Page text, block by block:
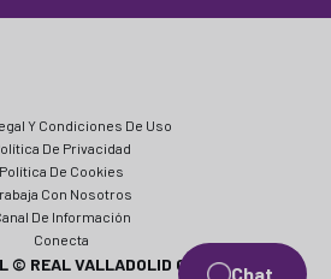
Chat
Y Condiciones De Uso
De Privacidad
Política De Cookies
Con Nosotros
De Información
Conecta
© REAL VALLADOLID CF 2024